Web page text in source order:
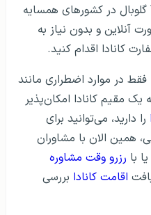
می‌توانید به سایت کارگزاری VFS گلوبال در کشورهای همسایه
آنلاین و بدون نیاز به
کانادا اقدام کنید.
در موارد اضطراری مانند
مقیم کانادا امکان‌پذیر
را دارید، می‌توانید برای
همین الان با مشاوران
رزرو وقت مشاوره
اقامت کانادا بررسی